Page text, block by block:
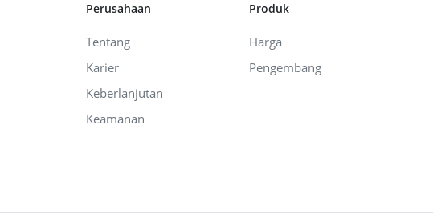
Perusahaan
Tentang
Karier
Keberlanjutan
Keamanan
Produk
Harga
Pengembang